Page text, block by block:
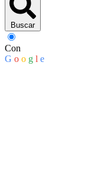
Buscar
Con
G o o g l e